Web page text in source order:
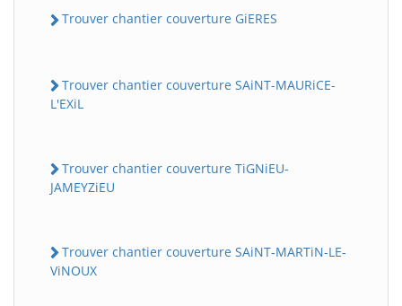
Trouver chantier couverture GiERES
Trouver chantier couverture SAiNT-MAURiCE-
L'EXiL
Trouver chantier couverture TiGNiEU-
JAMEYZiEU
Trouver chantier couverture SAiNT-MARTiN-LE-
ViNOUX